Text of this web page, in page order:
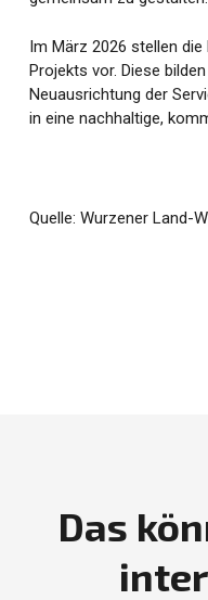
Im März 2026 stellen
Projekts vor. Diese
Neuausrichtung der
in eine nachhaltige,
Quelle: Wurzener Land-
Das